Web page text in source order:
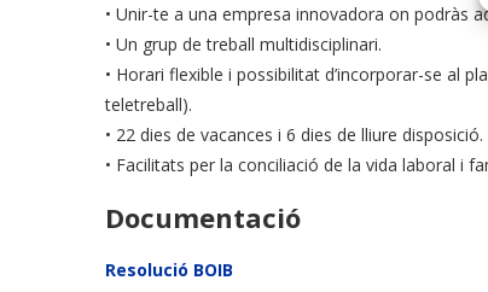
• Unir-te a una empresa innovadora on podràs
• Un grup de treball multidisciplinari.
• Horari flexible i possibilitat d’incorporar-se al
teletreball).
• 22 dies de vacances i 6 dies de lliure disposició.
• Facilitats per la conciliació de la vida laboral i
Documentació
Resolució BOIB